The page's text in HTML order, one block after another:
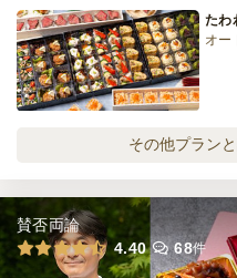
オードブル
30,000円
締切 3日前18時
最低ご注文金額 100,000円
たわ
オー
オー
たわ
オー
その他プラン
賛否両論
4.40
68件